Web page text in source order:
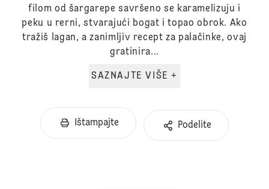
filom od šargarepe savršeno se karamelizuju i
peku u rerni, stvarajući bogat i topao obrok. Ako
tražiš lagan, a zanimljiv recept za palačinke, ovaj
gratinira...
SAZNAJTE VIŠE +
Ištampajte Podelite